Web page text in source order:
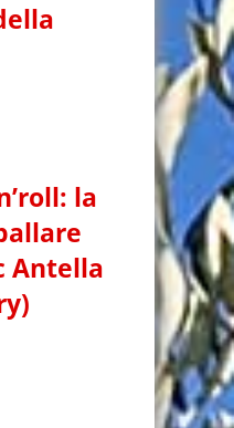
la
Antella